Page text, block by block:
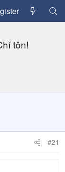
tôn!
#21